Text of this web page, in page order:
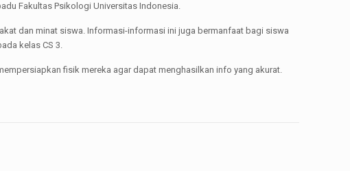
Fakultas Psikologi Universitas Indonesia.
dan minat siswa. Informasi-informasi ini juga bermanfaat bagi siswa
kelas CS 3.
fisik mereka agar dapat menghasilkan info yang akurat.